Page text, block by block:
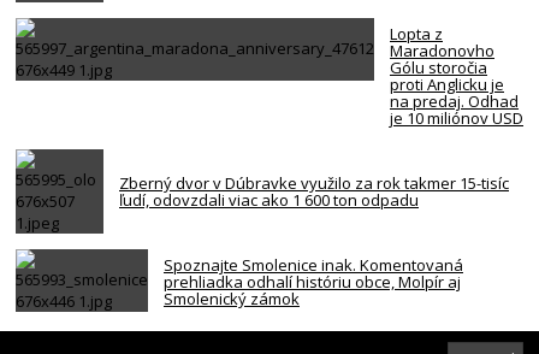
Lopta z
Maradonovho
Gólu storočia
proti Anglicku je
na predaj. Odhad
je 10 miliónov USD
Zberný dvor v Dúbravke využilo za rok takmer 15-tisíc
ľudí, odovzdali viac ako 1 600 ton odpadu
Spoznajte Smolenice inak. Komentovaná
prehliadka odhalí históriu obce, Molpír aj
Smolenický zámok
Za smrťou hráča NBA z Memphisu je kokaín a heroín.